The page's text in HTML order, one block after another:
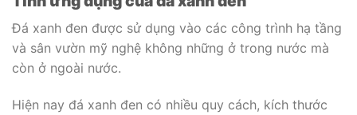
Đá xanh đen được sử dụng vào các công trình hạ tầng
và sân vườn mỹ nghệ không những ở trong nước mà
còn ở ngoài nước.
Hiện nay đá xanh đen có nhiều quy cách, kích thước